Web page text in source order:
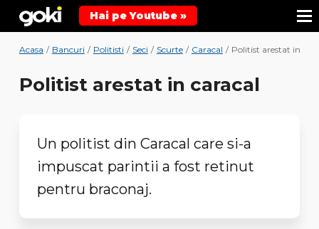
Hai pe Youtube »
Acasa / Bancuri / Politisti / Seci / Scurte / Caracal / Politist arestat in
Politist arestat in caracal
Un politist din Caracal care si-a
impuscat parintii a fost retinut
pentru braconaj.